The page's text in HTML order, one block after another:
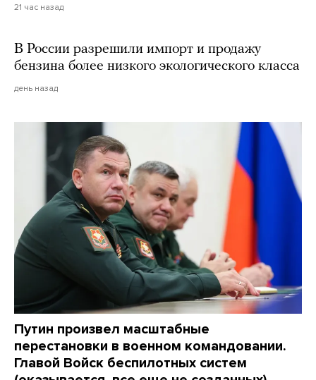
21 час назад
В России разрешили импорт и продажу
бензина более низкого экологического класса
день назад
Путин произвел масштабные
перестановки в военном командовании.
Главой Войск беспилотных систем